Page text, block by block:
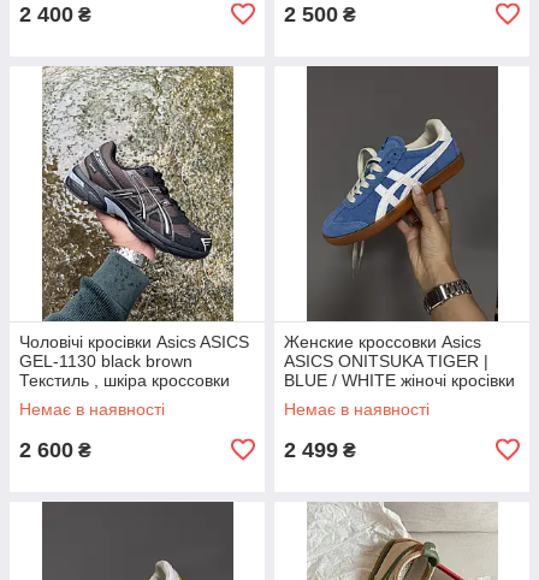
2 400 ₴ 2 500 ₴
Чоловічі кросівки Asics ASICS
GEL-1130 black brown
Текстиль , шкіра кроссовки
Asics
Немає в наявності
2 600 ₴
Женские кроссовки Asics
ASICS ONITSUKA TIGER |
BLUE / WHITE жіночі кросівки
Asics
Немає в наявності
2 499 ₴